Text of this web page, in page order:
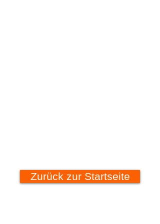
Zurück zur Startseite